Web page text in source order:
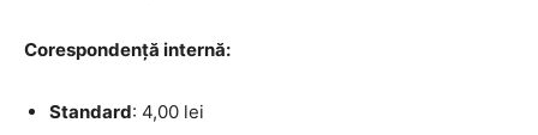
Corespondență internă:
Standard: 4,00 lei